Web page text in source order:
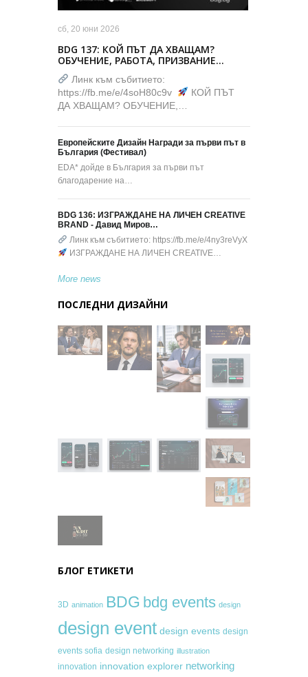
сб, 20 юни 2026
BDG 137: КОЙ ПЪТ ДА ХВАЩАМ?
ОБУЧЕНИЕ, РАБОТА, ПРИЗВАНИЕ…
Линк към събитието:
https://fb.me/e/4soH80c9v
КОЙ ПЪТ
ДА ХВАЩАМ? ОБУЧЕНИЕ,…
Европейските Дизайн Награди за първи път в
България (Фестивал)
EDA* дойде в България за първи път
благодарение на…
BDG 136: ИЗГРАЖДАНЕ НА ЛИЧЕН CREATIVE
BRAND - Давид Миров…
Линк към събитието: https://fb.me/e/4ny3reVyX
ИЗГРАЖДАНЕ НА ЛИЧЕН CREATIVE…
More news
ПОСЛЕДНИ ДИЗАЙНИ
БЛОГ ЕТИКЕТИ
3D animation BDG bdg events design
design event design events design
events sofia design networking illustration
innovation innovation explorer networking